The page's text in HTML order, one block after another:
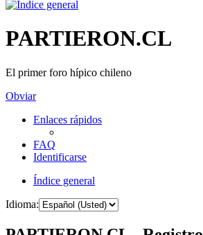
PARTIERON.CL
El primer foro hípico chileno
Obviar
Enlaces rápidos
FAQ
Identificarse
Índice general
Idioma: